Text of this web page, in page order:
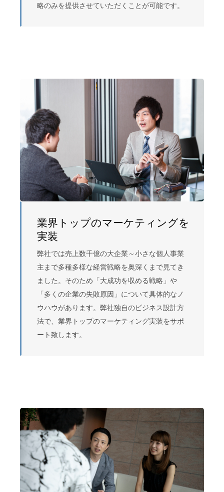
略のみを提供させていただくことが可能です。
業界トップのマーケティングを
実装
弊社では売上数千億の大企業～小さな個人事業
主まで多種多様な経営戦略を奥深くまで見てき
ました。そのため「大成功を収める戦略」や
「多くの企業の失敗原因」について具体的なノ
ウハウがあります。弊社独自のビジネス設計方
法で、業界トップのマーケティング実装をサポ
ート致します。